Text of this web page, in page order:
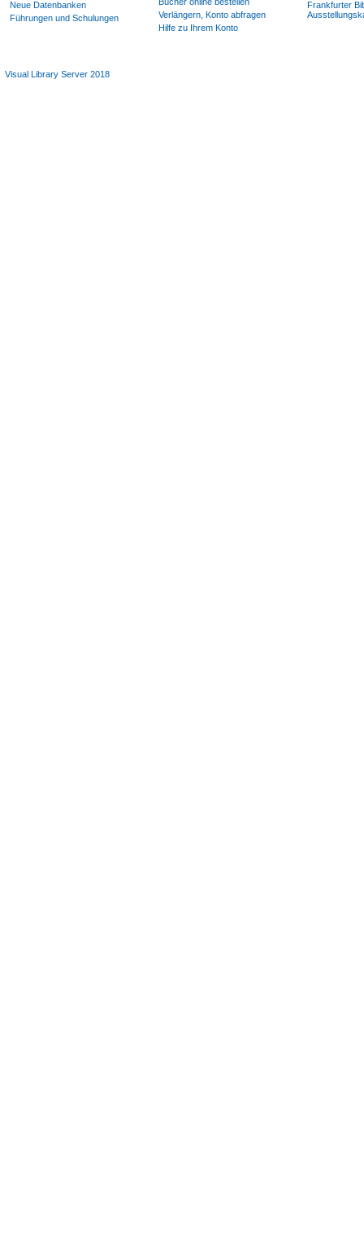
Neue Datenbanken
Führungen und Schulungen
Verlängern, Konto abfragen
Hilfe zu Ihrem Konto
Frankfurter
Visual Library Server 2018